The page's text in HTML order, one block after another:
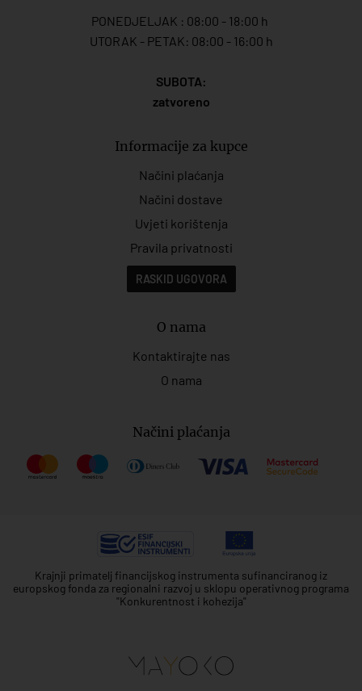
PONEDJELJAK : 08:00 - 18:00 h
UTORAK - PETAK: 08:00 - 16:00 h
SUBOTA:
zatvoreno
Informacije za kupce
Načini plaćanja
Načini dostave
Uvjeti korištenja
Pravila privatnosti
RASKID UGOVORA
O nama
Kontaktirajte nas
O nama
Načini plaćanja
Krajnji primatelj financijskog instrumenta sufinanciranog iz
europskog fonda za regionalni razvoj u sklopu operativnog programa
"Konkurentnost i kohezija"